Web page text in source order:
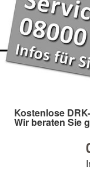
Kostenlose
Wir beraten Sie